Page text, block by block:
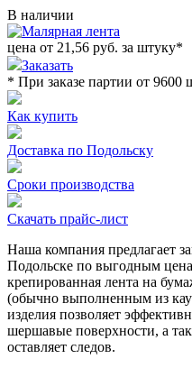
В наличии
цена от 21,56 руб. за штуку*
Заказать
* При заказе партии от 9600
Как купить
Доставка по Подольску
Сроки производства
Скачать прайс-лист
Наша компания предлагает
Подольске по выгодным
крепированная лента на
(обычно выполненным из
изделия позволяет
шершавые поверхности, а
оставляет следов.